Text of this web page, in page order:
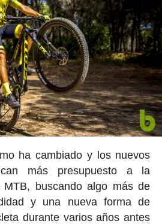
ha cambiado y los nuevos
más presupuesto a la
buscando algo más de
y una nueva forma de
durante varios años antes